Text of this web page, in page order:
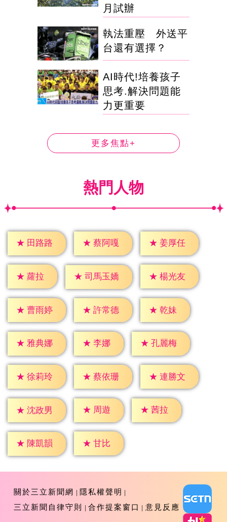
月試辦
執法重壓 外送平
台還有選擇？
AI時代!培養孩子
思考.解決問題能
力更重要
更多焦點+
熱門人物
★ 田路路 ★ 蔡阿嘎 ★ 姜厚任
★ 蘿拉 ★ 司馬玉嬌 ★ 楊光友
★ 曹雨婷 ★ 許常德 ★ 乾妹
★ 雅典娜 ★ 李娜 ★ 孔麗梅
★ 徐莉玲 ★ 蔡依珊 ★ 連勝文
★ 沈政男 ★ 周遊 ★ 茜拉
★ 陳凱韻 ★ 甘比
關於三立新聞網
隱私權聲明
三立新聞自律守則
合作提案窗口 意見反應